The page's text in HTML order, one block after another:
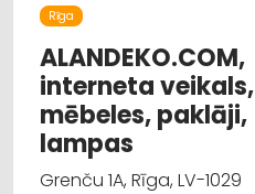
Rīga
ALANDEKO.COM,
interneta veikals,
mēbeles, paklāji,
lampas
Grenču 1A, Rīga, LV-1029